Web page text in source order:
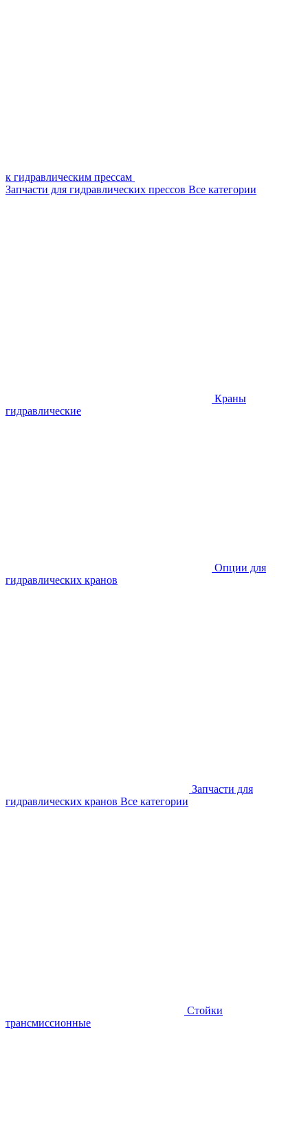
к гидравлическим прессам
Запчасти для гидравлических прессов Все категории
Краны
гидравлические
Опции для
гидравлических кранов
Запчасти для
гидравлических кранов Все категории
Стойки
трансмиссионные